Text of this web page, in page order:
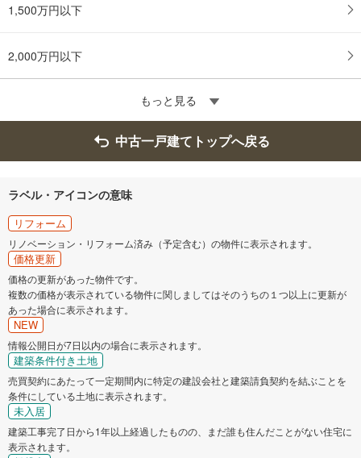
1,500万円以下
2,000万円以下
もっと見る
中古一戸建てトップへ戻る
ラベル・アイコンの意味
リフォーム
リノベーション・リフォーム済み（予定含む）の物件に表示されます。
価格更新
価格の更新があった物件です。
複数の価格が表示されている物件に関しましてはそのうちの１つ以上に更新が
あった場合に表示されます。
NEW
情報公開日が7日以内の場合に表示されます。
建築条件付き土地
売買契約にあたって一定期間内に特定の建設会社と建築請負契約を結ぶことを
条件にしている土地に表示されます。
未入居
建築工事完了日から1年以上経過したものの、まだ誰も住んだことがない住宅に
表示されます。